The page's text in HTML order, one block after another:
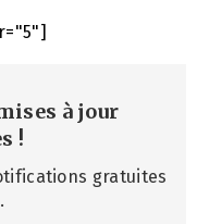
à jour
!
gratuites